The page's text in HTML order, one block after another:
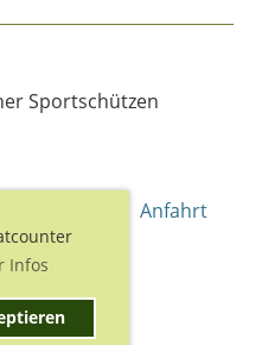
Infos
Sportschützen
Anfahrt